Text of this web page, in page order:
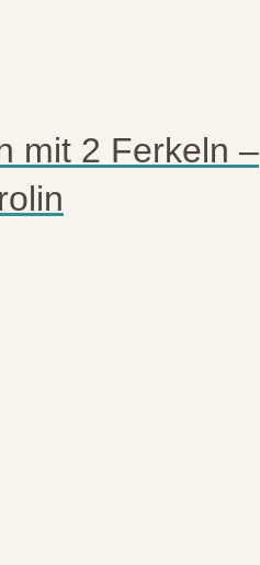
mit 2 Ferkeln –